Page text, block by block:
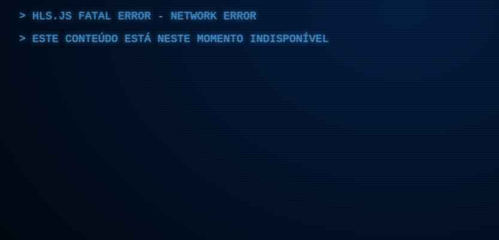
HLS.JS FATAL ERROR - NETWORK ERROR
ESTE CONTEÚDO ESTÁ NESTE MOMENTO INDISPONÍVEL